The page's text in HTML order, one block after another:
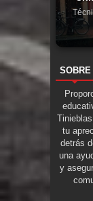
tu
detrás
una
y